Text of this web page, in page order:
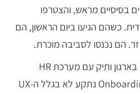
בסיסיים מראש, והצטרפו
כשהם הגיעו ביום הראשון, הם
הם נכנסו לסביבה מוכרת.
ויש גם את הצד השני. בארגון ותיק עם מערכת HR
מיושנת, פרויקט ה-Onboarding נתקע לא בגלל ה-UX